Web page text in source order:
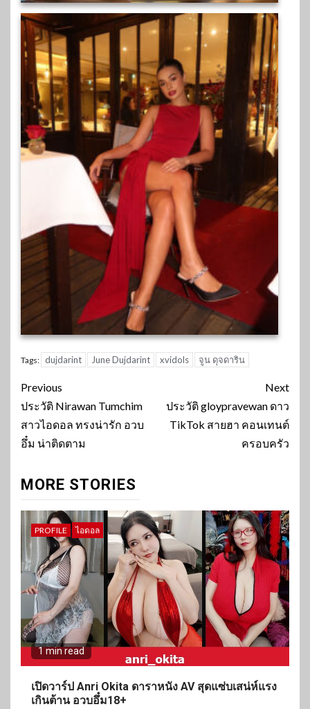
Tags: dujdarint June Dujdarint xvidols จูน ดุจดาริน
Continue
Reading
Previous
ประวัติ Nirawan Tumchim
สาวไอดอล ทรงน่ารัก อวบ
อึ๋ม น่าติดตาม
Next
ประวัติ gloypravewan ดาว
TikTok สายฮา คอนเทนต์
ครอบครัว
MORE STORIES
PROFILE ไอดอล
1 min read
เปิดวาร์ป Anri Okita ดาราหนัง AV สุดแซ่บเสน่ห์แรง
เกินต้าน อวบอึ๋ม18+